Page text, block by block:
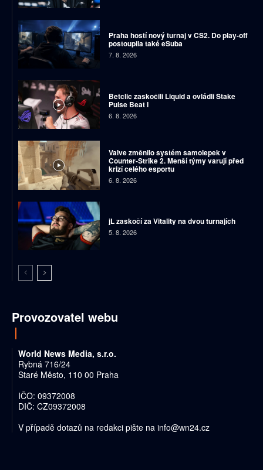
Praha hostí nový turnaj v CS2. Do play-off
postoupila také eSuba
7. 8. 2026
Betclic zaskočili Liquid a ovládli Stake
Pulse Beat I
6. 8. 2026
Valve změnilo systém samolepek v
Counter-Strike 2. Menší týmy varují před
krizí celého esportu
6. 8. 2026
jL zaskočí za Vitality na dvou turnajích
5. 8. 2026
Provozovatel webu
World News Media, s.r.o.
Rybná 716/24
Staré Město, 110 00 Praha
IČO: 09372008
DIČ: CZ09372008
V případě dotazů na redakci pište na info@wn24.cz